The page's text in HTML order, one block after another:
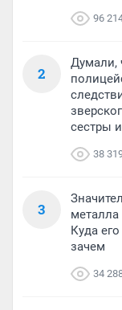
96
2
Думали,
сестры
38
3
Куда
зачем
34